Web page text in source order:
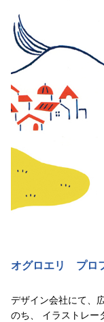
オグロエリ プロ
デザイン会社にて、
のち、 イラストレー